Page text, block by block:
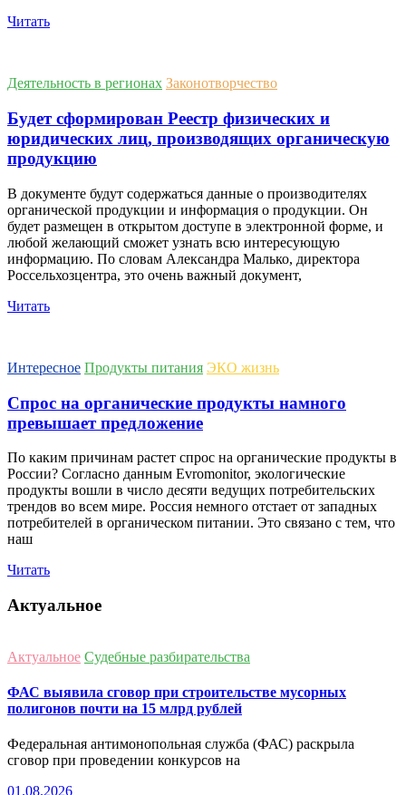
Читать
Деятельность в регионах Законотворчество
Будет сформирован Реестр физических и
юридических лиц, производящих органическую
продукцию
В документе будут содержаться данные о производителях
органической продукции и информация о продукции. Он
будет размещен в открытом доступе в электронной форме, и
любой желающий сможет узнать всю интересующую
информацию. По словам Александра Малько, директора
Россельхозцентра, это очень важный документ,
Читать
Интересное Продукты питания ЭКО жизнь
Спрос на органические продукты намного
превышает предложение
По каким причинам растет спрос на органические продукты в
России? Согласно данным Evromonitor, экологические
продукты вошли в число десяти ведущих потребительских
трендов во всем мире. Россия немного отстает от западных
потребителей в органическом питании. Это связано с тем, что
наш
Читать
Актуальное
Актуальное Судебные разбирательства
ФАС выявила сговор при строительстве мусорных
полигонов почти на 15 млрд рублей
Федеральная антимонопольная служба (ФАС) раскрыла
сговор при проведении конкурсов на
01.08.2026